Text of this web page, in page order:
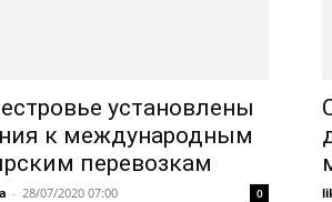
установлены
к международным
перевозкам
- 28/07/2020 07:00 0